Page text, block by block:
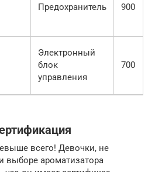
Предохранитель 900
Электронный
блок
управления
700
всего! Девочки, не
выборе ароматизатора